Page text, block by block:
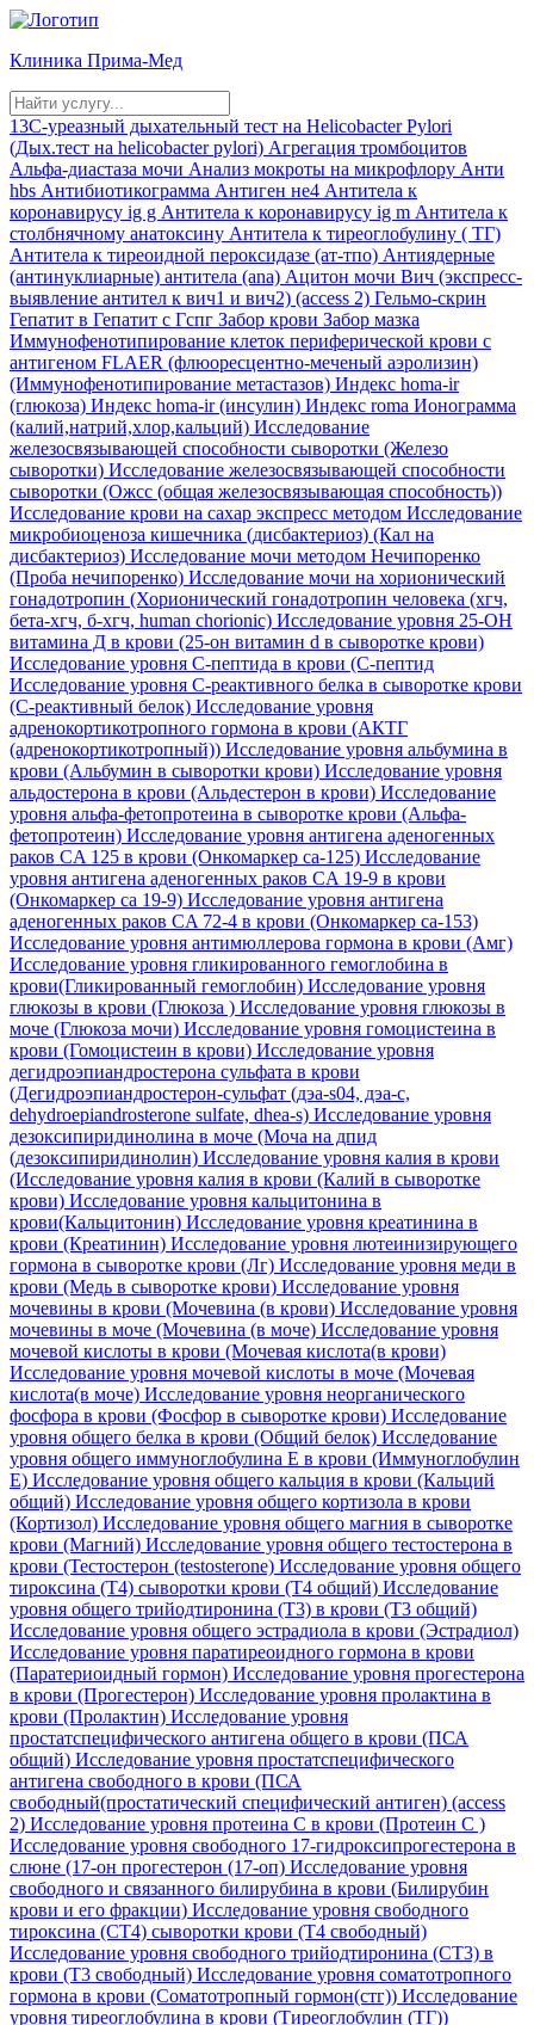
Клиника Прима-Мед
13С-уреазный дыхательный тест на Helicobacter Pylori
(Дых.тест на helicobacter pylori) Агрегация тромбоцитов
Альфа-диастаза мочи Анализ мокроты на микрофлору Анти
hbs Антибиотикограмма Антиген не4 Антитела к
коронавирусу ig g Антитела к коронавирусу ig m Антитела к
столбнячному анатоксину Антитела к тиреоглобулину ( ТГ)
Антитела к тиреоидной пероксидазе (ат-тпо) Антиядерные
(антинуклиарные) антитела (ana) Ацитон мочи Вич (экспресс-
выявление антител к вич1 и вич2) (access 2) Гельмо-скрин
Гепатит в Гепатит с Гспг Забор крови Забор мазка
Иммунофенотипирование клеток периферической крови с
антигеном FLAER (флюоресцентно-меченый аэролизин)
(Иммунофенотипирование метастазов) Индекс homa-ir
(глюкоза) Индекс homa-ir (инсулин) Индекс roma Ионограмма
(калий,натрий,хлор,кальций) Исследование
железосвязывающей способности сыворотки (Железо
сыворотки) Исследование железосвязывающей способности
сыворотки (Ожсс (общая железосвязывающая способность))
Исследование крови на сахар экспресс методом Исследование
микробиоценоза кишечника (дисбактериоз) (Кал на
дисбактериоз) Исследование мочи методом Нечипоренко
(Проба нечипоренко) Исследование мочи на хорионический
гонадотропин (Хорионический гонадотропин человека (хгч,
бета-хгч, б-хгч, human chorionic) Исследование уровня 25-OH
витамина Д в крови (25-он витамин d в сыворотке крови)
Исследование уровня C-пептида в крови (С-пептид
Исследование уровня C-реактивного белка в сыворотке крови
(С-реактивный белок) Исследование уровня
адренокортикотропного гормона в крови (АКТГ
(адренокортикотропный)) Исследование уровня альбумина в
крови (Альбумин в сыворотки крови) Исследование уровня
альдостерона в крови (Альдестерон в крови) Исследование
уровня альфа-фетопротеина в сыворотке крови (Альфа-
фетопротеин) Исследование уровня антигена аденогенных
раков CA 125 в крови (Онкомаркер са-125) Исследование
уровня антигена аденогенных раков CA 19-9 в крови
(Онкомаркер са 19-9) Исследование уровня антигена
аденогенных раков CA 72-4 в крови (Онкомаркер са-153)
Исследование уровня антимюллерова гормона в крови (Амг)
Исследование уровня гликированного гемоглобина в
крови(Гликированный гемоглобин) Исследование уровня
глюкозы в крови (Глюкоза ) Исследование уровня глюкозы в
моче (Глюкоза мочи) Исследование уровня гомоцистеина в
крови (Гомоцистеин в крови) Исследование уровня
дегидроэпиандростерона сульфата в крови
(Дегидроэпиандростерон-сульфат (дэа-s04, дэа-с,
dehydroepiandrosterone sulfate, dhea-s) Исследование уровня
дезоксипиридинолина в моче (Моча на дпид
(дезоксипиридинолин) Исследование уровня калия в крови
(Исследование уровня калия в крови (Калий в сыворотке
крови) Исследование уровня кальцитонина в
крови(Кальцитонин) Исследование уровня креатинина в
крови (Креатинин) Исследование уровня лютеинизирующего
гормона в сыворотке крови (Лг) Исследование уровня меди в
крови (Медь в сыворотке крови) Исследование уровня
мочевины в крови (Мочевина (в крови) Исследование уровня
мочевины в моче (Мочевина (в моче) Исследование уровня
мочевой кислоты в крови (Мочевая кислота(в крови)
Исследование уровня мочевой кислоты в моче (Мочевая
кислота(в моче) Исследование уровня неорганического
фосфора в крови (Фосфор в сыворотке крови) Исследование
уровня общего белка в крови (Общий белок) Исследование
уровня общего иммуноглобулина E в крови (Иммуноглобулин
Е) Исследование уровня общего кальция в крови (Кальций
общий) Исследование уровня общего кортизола в крови
(Кортизол) Исследование уровня общего магния в сыворотке
крови (Магний) Исследование уровня общего тестостерона в
крови (Тестостерон (testosterone) Исследование уровня общего
тироксина (Т4) сыворотки крови (Т4 общий) Исследование
уровня общего трийодтиронина (Т3) в крови (Т3 общий)
Исследование уровня общего эстрадиола в крови (Эстрадиол)
Исследование уровня паратиреоидного гормона в крови
(Паратериоидный гормон) Исследование уровня прогестерона
в крови (Прогестерон) Исследование уровня пролактина в
крови (Пролактин) Исследование уровня
простатспецифического антигена общего в крови (ПСА
общий) Исследование уровня простатспецифического
антигена свободного в крови (ПСА
свободный(простатический специфический антиген) (access
2) Исследование уровня протеина C в крови (Протеин С )
Исследование уровня свободного 17-гидроксипрогестерона в
слюне (17-он прогестерон (17-оп) Исследование уровня
свободного и связанного билирубина в крови (Билирубин
крови и его фракции) Исследование уровня свободного
тироксина (СТ4) сыворотки крови (Т4 свободный)
Исследование уровня свободного трийодтиронина (СТ3) в
крови (Т3 свободный) Исследование уровня соматотропного
гормона в крови (Соматотропный гормон(стг)) Исследование
уровня тиреоглобулина в крови (Тиреоглобулин (ТГ))